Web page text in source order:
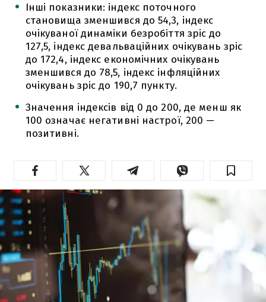
Інші показники: індекс поточного
становища зменшився до 54,3, індекс
очікуваної динаміки безробіття зріс до
127,5, індекс девальваційних очікувань зріс
до 172,4, індекс економічних очікувань
зменшився до 78,5, індекс інфляційних
очікувань зріс до 190,7 пункту.
Значення індексів від 0 до 200, де менш як
100 означає негативні настрої, 200 —
позитивні.